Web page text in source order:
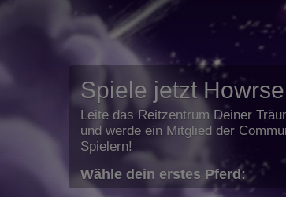
Spiele jetzt Howrse
Leite das Reitzentrum Deiner
und werde ein Mitglied der
Spielern!
Wähle dein erstes Pferd: